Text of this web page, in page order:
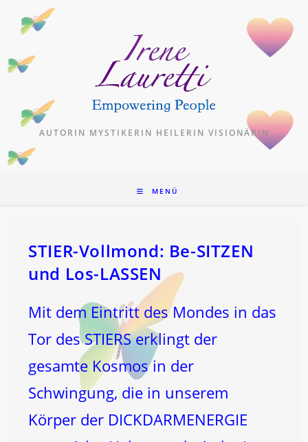
Inhalt
AUTORIN MYSTIKERIN HEILERIN VISIONÄRIN
MENÜ
STIER-Vollmond: Be-SITZEN
und Los-LASSEN
Mit dem Eintritt des Mondes in das
Tor des STIERS erklingt der
gesamte Kosmos in der
Schwingung, die in unserem
Körper der DICKDARMENERGIE